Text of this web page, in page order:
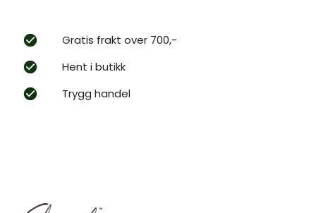
Gratis frakt over 700,-
Hent i butikk
Trygg handel